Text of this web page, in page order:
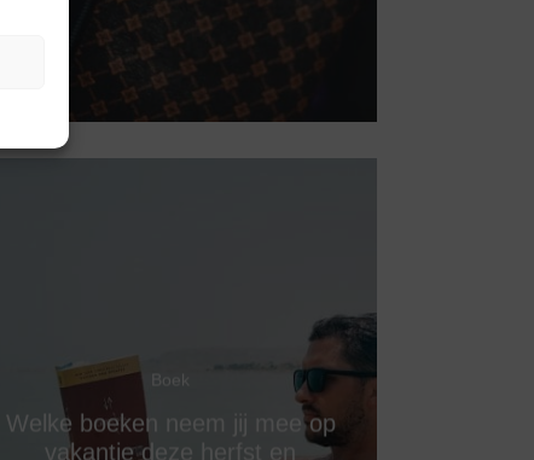
Boek
Welke boeken neem jij mee op
vakantie deze herfst en